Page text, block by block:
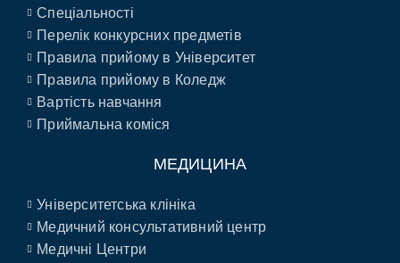
Спеціальності
Перелік конкурсних предметів
Правила прийому в Університет
Правила прийому в Коледж
Вартість навчання
Приймальна коміся
МЕДИЦИНА
Університетська клініка
Медичний консультативний центр
Медичні Центри